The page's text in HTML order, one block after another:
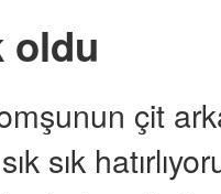
oldu
çit
sık